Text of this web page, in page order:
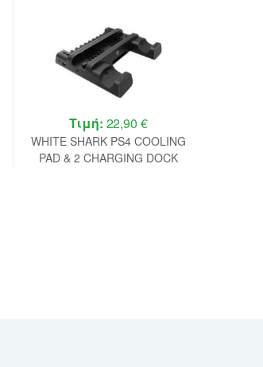
Τιμή: 22,90 €
WHITE SHARK PS4 COOLING
PAD & 2 CHARGING DOCK